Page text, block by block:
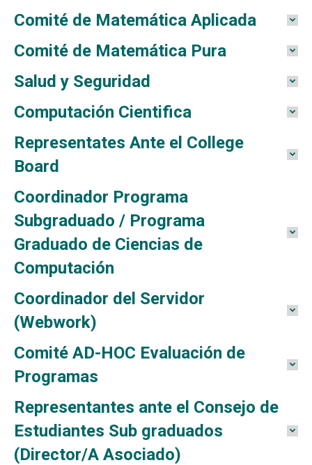
Comité de Matemática Aplicada
Comité de Matemática Pura
Salud y Seguridad
Computación Cientifica
Representates Ante el College
Board
Coordinador Programa
Subgraduado / Programa
Graduado de Ciencias de
Computación
Coordinador del Servidor
(Webwork)
Comité AD-HOC Evaluación de
Programas
Representantes ante el Consejo de
Estudiantes Sub graduados
(Director/A Asociado)